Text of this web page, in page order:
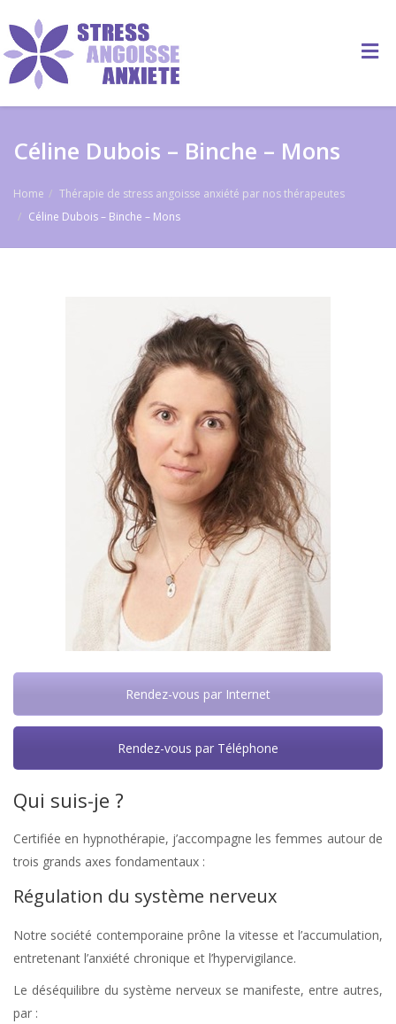
Céline Dubois – Binche – Mons
Home
Thérapie de stress angoisse anxiété par nos thérapeutes
Céline Dubois – Binche – Mons
Qui suis-je ?
Certifiée en hypnothérapie, j’accompagne les femmes autour de
trois grands axes fondamentaux :
Régulation du système nerveux
Notre société contemporaine prône la vitesse et l’accumulation,
entretenant l’anxiété chronique et l’hypervigilance.
Le déséquilibre du système nerveux se manifeste, entre autres,
par :
Rendez-vous par Internet
Rendez-vous par Téléphone